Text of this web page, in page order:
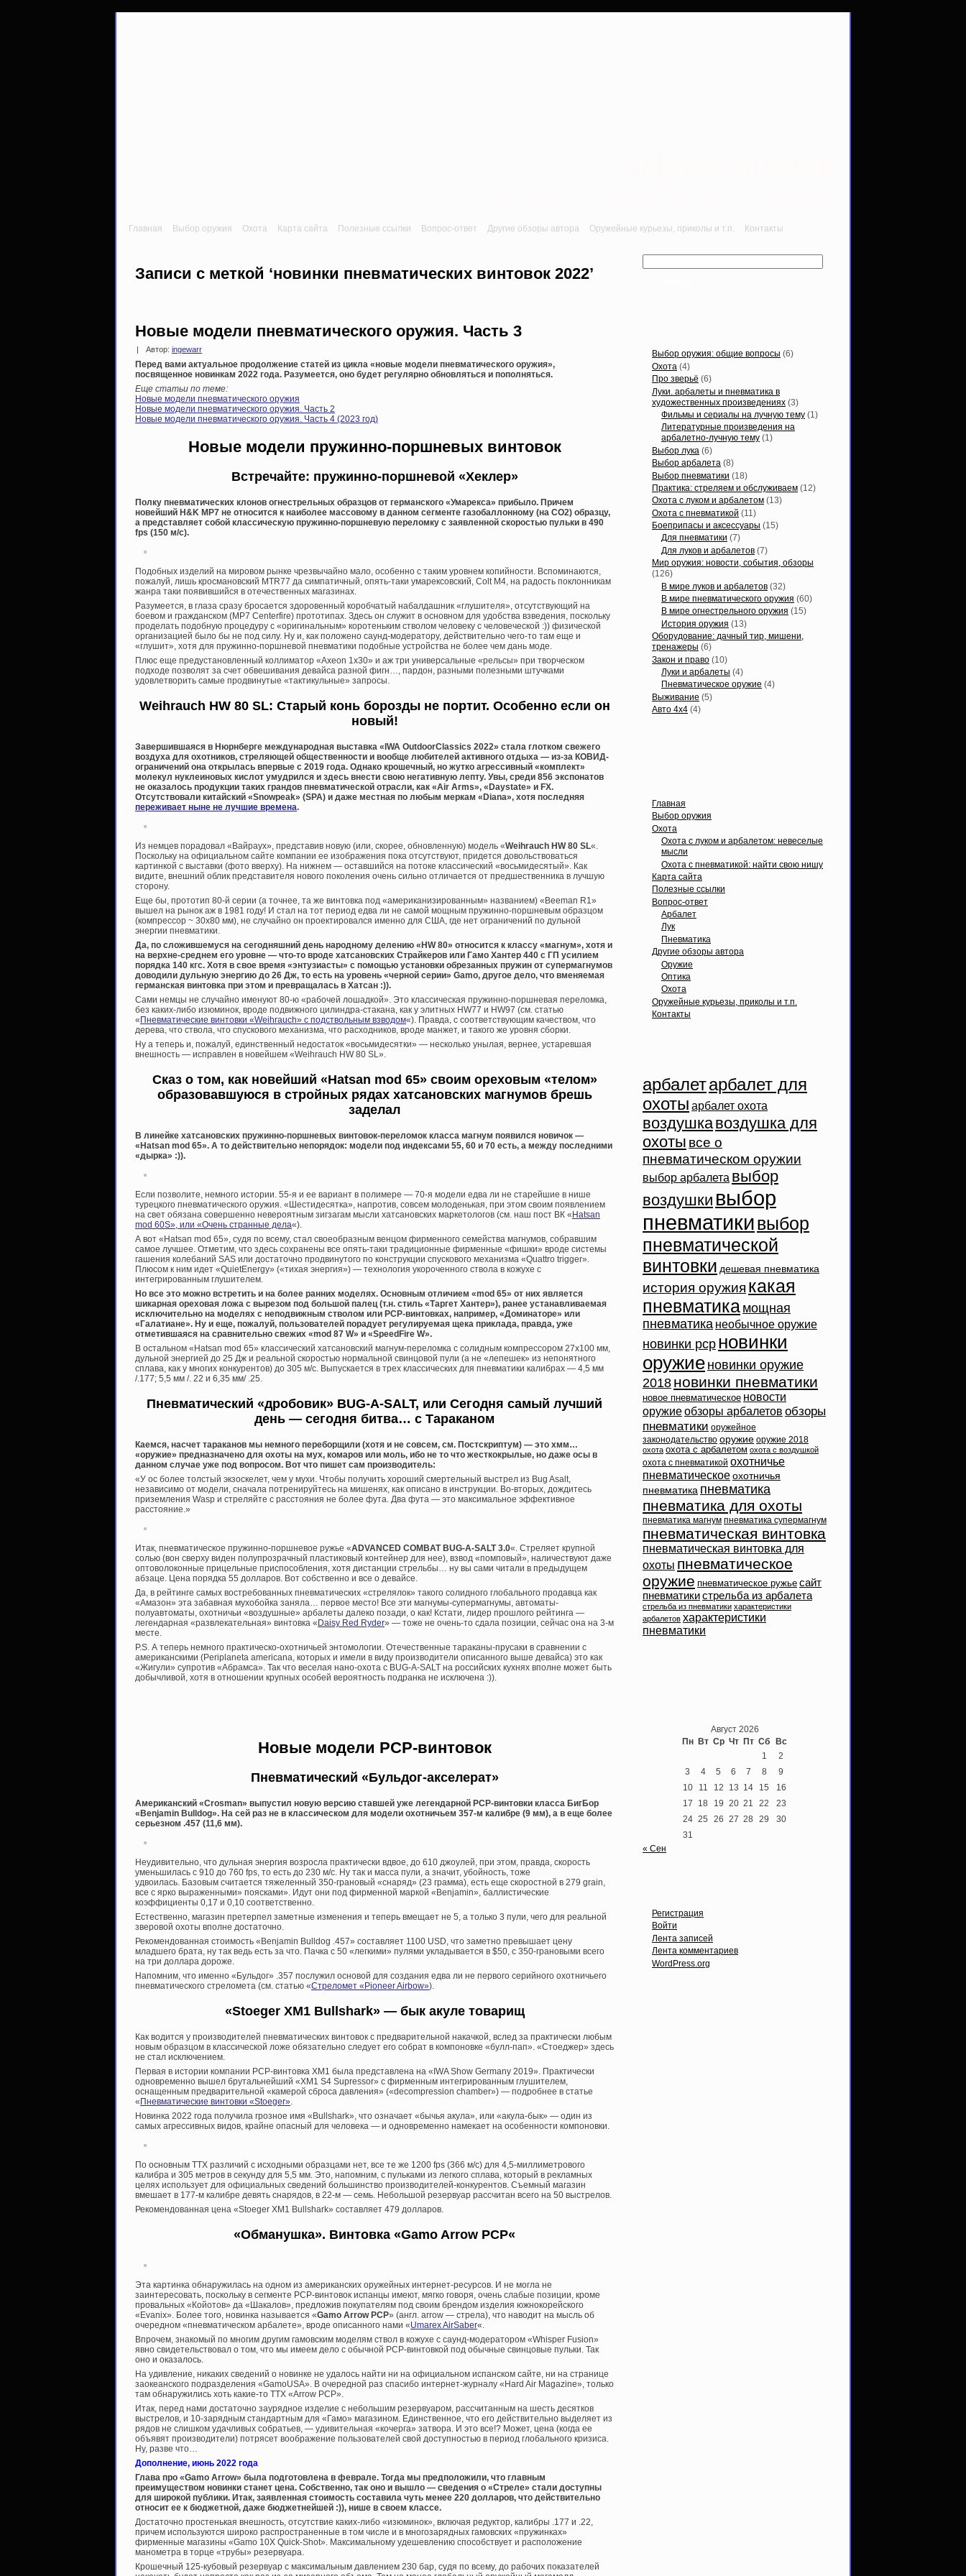
Главная Выбор оружия Охота Карта сайта Полезные ссылки Вопрос-ответ Другие обзоры автора Оружейные курьезы, приколы и т.п. Контакты
Записи с меткой ‘новинки пневматических винтовок 2022’
Новые модели пневматического оружия. Часть 3
Автор: ingewarr
Перед вами актуальное продолжение статей из цикла «новые модели пневматического оружия»,
посвященное новинкам 2022 года. Разумеется, оно будет регулярно обновляться и пополняться.
Еще статьи по теме:
Новые модели пневматического оружия
Новые модели пневматического оружия. Часть 2
Новые модели пневматического оружия. Часть 4 (2023 год)
Новые модели пружинно-поршневых винтовок
Встречайте: пружинно-поршневой «Хеклер»
Полку пневматических клонов огнестрельных образцов от германского «Умарекса» прибыло. Причем
новейший H&K MP7 не относится к наиболее массовому в данном сегменте газобаллонному (на СО2) образцу,
а представляет собой классическую пружинно-поршневую переломку с заявленной скоростью пульки в 490
fps (150 м/с).
Подобных изделий на мировом рынке чрезвычайно мало, особенно с таким уровнем копийности. Вспоминаются,
пожалуй, лишь кросмановский MTR77 да симпатичный, опять-таки умарексовский, Colt M4, на радость поклонникам
жанра таки появившийся в отечественных магазинах.
Разумеется, в глаза сразу бросается здоровенный коробчатый набалдашник «глушителя», отсутствующий на
боевом и гражданском (MP7 Centerfire) прототипах. Здесь он служит в основном для удобства взведения, поскольку
проделать подобную процедуру с «оригинальным» коротеньким стволом человеку с человеческой :)) физической
организацией было бы не под силу. Ну и, как положено саунд-модератору, действительно чего-то там еще и
«глушит», хотя для пружинно-поршневой пневматики подобные устройства не более чем дань моде.
Плюс еще предустановленный коллиматор «Axeon 1х30» и аж три универсальные «рельсы» при творческом
подходе позволят за счет обвешивания девайса разной фигн…, пардон, разными полезными штучками
удовлетворить самые продвинутые «тактикульные» запросы.
Weihrauch HW 80 SL: Старый конь борозды не портит. Особенно если он
новый!
Завершившаяся в Нюрнберге международная выставка «IWA OutdoorClassics 2022» стала глотком свежего
воздуха для охотников, стреляющей общественности и вообще любителей активного отдыха — из-за КОВИД-
ограничений она открылась впервые с 2019 года. Однако крошечный, но жутко агрессивный «комплект»
молекул нуклеиновых кислот умудрился и здесь внести свою негативную лепту. Увы, среди 856 экспонатов
не оказалось продукции таких грандов пневматической отрасли, как «Air Arms», «Daystate» и FX.
Отсутствовали китайский «Snowpeak» (SPA) и даже местная по любым меркам «Diana», хотя последняя
переживает ныне не лучшие времена.
Из немцев порадовал «Вайраух», представив новую (или, скорее, обновленную) модель «Weihrauch HW 80 SL«.
Поскольку на официальном сайте компании ее изображения пока отсутствуют, придется довольствоваться
картинкой с выставки (фото вверху). На нижнем — оставшийся на потоке классический «восьмидесятый». Как
видите, внешний облик представителя нового поколения очень сильно отличается от предшественника в лучшую
сторону.
Еще бы, прототип 80-й серии (а точнее, та же винтовка под «американизированным» названием) «Beeman R1»
вышел на рынок аж в 1981 году! И стал на тот период едва ли не самой мощным пружинно-поршневым образцом
(компрессор ~ 30х80 мм), не случайно он проектировался именно для США, где нет ограничений по дульной
энергии пневматики.
Да, по сложившемуся на сегодняшний день народному делению «HW 80» относится к классу «магнум», хотя и
на верхне-среднем его уровне — что-то вроде хатсановских Страйкеров или Гамо Хантер 440 с ГП усилием
порядка 140 кгс. Хотя в свое время «энтузиасты» с помощью установки обрезанных пружин от супермагнумов
доводили дульную энергию до 26 Дж, то есть на уровень «черной серии» Gamo, другое дело, что вменяемая
германская винтовка при этом и превращалась в Хатсан :)).
Сами немцы не случайно именуют 80-ю «рабочей лошадкой». Это классическая пружинно-поршневая переломка,
без каких-либо изюминок, вроде подвижного цилиндра-стакана, как у элитных HW77 и HW97 (см. статью
«Пневматические винтовки «Weihrauch» с подствольным взводом«). Правда, с соответствующим качеством, что
дерева, что ствола, что спускового механизма, что расходников, вроде манжет, и такого же уровня сборки.
Ну а теперь и, пожалуй, единственный недостаток «восьмидесятки» — несколько унылая, вернее, устаревшая
внешность — исправлен в новейшем «Weihrauch HW 80 SL».
Сказ о том, как новейший «Hatsan mod 65» своим ореховым «телом»
образовавшуюся в стройных рядах хатсановских магнумов брешь
заделал
В линейке хатсановских пружинно-поршневых винтовок-переломок класса магнум появился новичок —
«Hatsan mod 65». А то действительно непорядок: модели под индексами 55, 60 и 70 есть, а между последними
«дырка» :)).
Если позволите, немного истории. 55-я и ее вариант в полимере — 70-я модели едва ли не старейшие в нише
турецкого пневматического оружия. «Шестидесятка», напротив, совсем молоденькая, при этом своим появлением
на свет обязана совершенно невероятным зигзагам мысли хатсановских маркетологов (см. наш пост ВК «Hatsan
mod 60S», или «Очень странные дела«).
А вот «Hatsan mod 65», судя по всему, стал своеобразным венцом фирменного семейства магнумов, собравшим
самое лучшее. Отметим, что здесь сохранены все опять-таки традиционные фирменные «фишки» вроде системы
гашения колебаний SAS или достаточно продвинутого по конструкции спускового механизма «Quattro trigger».
Плюсом к ним идет «QuietEnergy» («тихая энергия») — технология укороченного ствола в кожухе с
интегрированным глушителем.
Но все это можно встретить и на более ранних моделях. Основным отличием «mod 65» от них является
шикарная ореховая ложа с вырезом под большой палец (т.н. стиль «Таргет Хантер»), ранее устанавливаемая
исключительно на моделях с неподвижным стволом или PCP-винтовках, например, «Доминаторе» или
«Галатиане». Ну и еще, пожалуй, пользователей порадует регулируемая щека приклада, правда, уже
отметившаяся на сравнительно свежих «mod 87 W» и «SpeedFire W».
В остальном «Hatsan mod 65» классический хатсановский магнум-переломка с солидным компрессором 27х100 мм,
дульной энергией до 25 Дж и реальной скоростью нормальной свинцовой пули (а не «лепешек» из непонятного
сплава, как у многих конкурентов) до 305 м/с. Выпускается в трех классических для пневматики калибрах — 4,5 мм
/.177; 5,5 мм /. 22 и 6,35 мм/ .25.
Пневматический «дробовик» BUG-A-SALT, или Сегодня самый лучший
день — сегодня битва… с Тараканом
Каемся, насчет тараканов мы немного переборщили (хотя и не совсем, см. Постскриптум) — это хмм…
«оружие» предназначено для охоты на мух, комаров или моль, ибо не то что жесткокрылые, но даже осы в
данном случае уже под вопросом. Вот что пишет сам производитель:
«У ос более толстый экзоскелет, чем у мухи. Чтобы получить хороший смертельный выстрел из Bug Asalt,
независимо от модели, сначала потренируйтесь на мишенях, как описано в инструкции. Во-вторых, дождитесь
приземления Wasp и стреляйте с расстояния не более фута. Два фута — это максимальное эффективное
расстояние.»
Итак, пневматическое пружинно-поршневое ружье «ADVANCED COMBAT BUG-A-SALT 3.0«. Стреляет крупной
солью (вон сверху виден полупрозрачный пластиковый контейнер для нее), взвод «помповый», наличествуют даже
оптоволоконные прицельные приспособления, хотя дистанции стрельбы… ну вы сами читали в предыдущем
абзаце. Цена порядка 55 долларов. Вот собственно и все о девайсе.
Да, в рейтинге самых востребованных пневматических «стрелялок» такого солидного глобального продавца как
«Амазон» эта забавная мухобойка заняла… первое место! Все эти магнумы-супермагнумы, автоматы-
полуавтоматы, охотничьи «воздушные» арбалеты далеко позади, о как! Кстати, лидер прошлого рейтинга —
легендарная «развлекательная» винтовка «Daisy Red Ryder» — тоже не очень-то сдала позиции, сейчас она на 3-м
месте.
P.S. А теперь немного практическо-охотничьей энтомологии. Отечественные тараканы-прусаки в сравнении с
американскими (Periplaneta americana, которых и имели в виду производители описанного выше девайса) это как
«Жигули» супротив «Абрамса». Так что веселая нано-охота с BUG-A-SALT на российских кухнях вполне может быть
добычливой, хотя в отношении крупных особей вероятность подранка не исключена :)).
Новые модели PCP-винтовок
Пневматический «Бульдог-акселерат»
Американский «Crosman» выпустил новую версию ставшей уже легендарной PCP-винтовки класса БигБор
«Benjamin Bulldog». На сей раз не в классическом для модели охотничьем 357-м калибре (9 мм), а в еще более
серьезном .457 (11,6 мм).
Неудивительно, что дульная энергия возросла практически вдвое, до 610 джоулей, при этом, правда, скорость
уменьшилась с 910 до 760 fps, то есть до 230 м/с. Ну так и масса пули, а значит, убойность, тоже
удвоилась. Базовым считается тяжеленный 350-грановый «снаряд» (23 грамма), есть еще скоростной в 279 grain,
все с ярко выраженными» поясками». Идут они под фирменной маркой «Benjamin», баллистические
коэффициенты 0,17 и 0,10 соответственно.
Естественно, магазин претерпел заметные изменения и теперь вмещает не 5, а только 3 пули, чего для реальной
зверовой охоты вполне достаточно.
Рекомендованная стоимость «Benjamin Bulldog .457» составляет 1100 USD, что заметно превышает цену
младшего брата, ну так ведь есть за что. Пачка с 50 «легкими» пулями укладывается в $50, с 350-грановыми всего
на три доллара дороже.
Напомним, что именно «Бульдог» .357 послужил основой для создания едва ли не первого серийного охотничьего
пневматического стреломета (см. статью «Стреломет «Pioneer Airbow»).
«Stoeger XM1 Bullshark» — бык акуле товарищ
Как водится у производителей пневматических винтовок с предварительной накачкой, вслед за практически любым
новым образцом в классической ложе обязательно следует его собрат в компоновке «булл-пап». «Стоеджер» здесь
не стал исключением.
Первая в истории компании PCP-винтовка XM1 была представлена на «IWA Show Germany 2019». Практически
одновременно вышел брутальнейший «XM1 S4 Supressor» с фирменным интегрированным глушителем,
оснащенным предварительной «камерой сброса давления» («decompression chamber») — подробнее в статье
« Пневматические винтовки «Stoeger».
Новинка 2022 года получила грозное имя «Bullshark», что означает «бычья акула», или «акула-бык» — один из
самых агрессивных видов, крайне опасный для человека — и одновременно намекает на особенности компоновки.
По основным ТТХ различий с исходными образцами нет, все те же 1200 fps (366 м/с) для 4,5-миллиметрового
калибра и 305 метров в секунду для 5,5 мм. Это, напомним, с пульками из легкого сплава, который в рекламных
целях использует для официальных сведений большинство производителей-конкурентов. Съемный магазин
вмешает в 177-м калибре девять снарядов, в 22-м — семь. Небольшой резервуар рассчитан всего на 50 выстрелов.
Рекомендованная цена «Stoeger XM1 Bullshark» составляет 479 долларов.
«Обманушка». Винтовка «Gamo Arrow PCP«
Эта картинка обнаружилась на одном из американских оружейных интернет-ресурсов. И не могла не
заинтересовать, поскольку в сегменте PCP-винтовок испанцы имеют, мягко говоря, очень слабые позиции, кроме
провальных «Койотов» да «Шакалов», предложив покупателям под своим брендом изделия южнокорейского
«Evanix». Более того, новинка называется «Gamo Arrow PCP» (англ. arrow — стрела), что наводит на мысль об
очередном «пневматическом арбалете», вроде описанного нами «Umarex AirSaber«.
Впрочем, знакомый по многим другим гамовским моделям ствол в кожухе с саунд-модератором «Whisper Fusion»
явно свидетельствовал о том, что мы имеем дело с обычной PCP-винтовкой под обычные свинцовые пульки. Так
оно и оказалось.
На удивление, никаких сведений о новинке не удалось найти ни на официальном испанском сайте, ни на странице
заокеанского подразделения «GamoUSA». В очередной раз спасибо интернет-журналу «Hard Air Magazine», только
там обнаружились хоть какие-то ТТХ «Arrow PCP».
Итак, перед нами достаточно заурядное изделие с небольшим резервуаром, рассчитанным на шесть десятков
выстрелов, и 10-зарядным стандартным для «Гамо» магазином. Единственное, что его действительно выделяет из
рядов не слишком удачливых собратьев, — удивительная «кочерга» затвора. И это все!? Может, цена (когда ее
объявят производители) потрясет воображение пользователей свой доступностью в период глобального кризиса.
Ну, разве что…
Дополнение, июнь 2022 года
Глава про «Gamo Arrow» была подготовлена в феврале. Тогда мы предположили, что главным
преимуществом новинки станет цена. Собственно, так оно и вышло — сведения о «Стреле» стали доступны
для широкой публики. Итак, заявленная стоимость составила чуть менее 220 долларов, что действительно
относит ее к бюджетной, даже бюджетнейшей :)), нише в своем классе.
Достаточно простенькая внешность, отсутствие каких-либо «изюминок», включая редуктор, калибры .177 и .22,
причем используются широко распространенные в том числе и в многозарядных гамовских «пружинках»
фирменные магазины «Gamo 10X Quick-Shot». Максимальному удешевлению способствует и расположение
манометра в торце «трубы» резервуара.
Крошечный 125-кубовый резервуар с максимальным давлением 230 бар, судя по всему, до рабочих показателей
Выбор оружия: общие вопросы (6)
Охота (4)
Про зверьё (6)
Луки. арбалеты и пневматика в
художественных произведениях (3)
Фильмы и сериалы на лучную тему (1)
Литературные произведения на
арбалетно-лучную тему (1)
Выбор лука (6)
Выбор арбалета (8)
Выбор пневматики (18)
Практика: стреляем и обслуживаем (12)
Охота с луком и арбалетом (13)
Охота с пневматикой (11)
Боеприпасы и аксессуары (15)
Для пневматики (7)
Для луков и арбалетов (7)
Мир оружия: новости, события, обзоры
(126)
В мире луков и арбалетов (32)
В мире пневматического оружия (60)
В мире огнестрельного оружия (15)
История оружия (13)
Оборудование: дачный тир, мишени,
тренажеры (6)
Закон и право (10)
Луки и арбалеты (4)
Пневматическое оружие (4)
Выживание (5)
Авто 4х4 (4)
Главная
Выбор оружия
Охота
Охота с луком и арбалетом: невеселые
мысли
Охота с пневматикой: найти свою нишу
Карта сайта
Полезные ссылки
Вопрос-ответ
Арбалет
Лук
Пневматика
Другие обзоры автора
Оружие
Оптика
Охота
Оружейные курьезы, приколы и т.п.
Контакты
арбалетарбалет для
охоты арбалет охота
воздушкавоздушка для
охоты все о
пневматическом оружии
выбор арбалета выбор
воздушки выбор
пневматикивыбор
пневматической
винтовки дешевая пневматика
история оружия какая
пневматика мощная
пневматика необычное оружие
новинки pcp новинки
оружие новинки оружие
2018 новинки пневматики
новое пневматическое новости
оружиеобзоры арбалетов обзоры
пневматики оружейное
законодательство оружие оружие 2018
охота охота с арбалетом охота с воздушкой
охота с пневматикой охотничье
пневматическое охотничья
пневматика пневматика
пневматика для охоты
пневматика магнум пневматика супермагнум
пневматическая винтовка
пневматическая винтовка для
охоты пневматическое
оружие пневматическое ружье сайт
пневматикистрельба из арбалета
стрельба из пневматики характеристики
арбалетов характеристики
пневматики
Август 2026
Пн Вт Ср Чт Пт Сб Вс
1
2
3
4 5 6 7 8
9
10
11 12 13 14 15
16
17
18 19 20 21 22
23
24 25 26 27 28 29
30
31
« Сен
Регистрация
Войти
Лента записей
Лента комментариев
WordPress.org